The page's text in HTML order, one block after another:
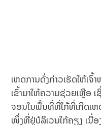
ເຫດການດັ່ງກ່າວເຮັດໃຫ້ເຈົ້
ເຂົ້າມາໃຫ້ຄວາມຊ່ວຍເຫຼືອ
ຈອນໃນພື້ນທີ່ທີ່ໃກ້ທີ່ເກີດເຫ
ໜຶ່ງທີ່ຢູ່ບໍລິເວນໃກ້ຄຽງ ເນື່